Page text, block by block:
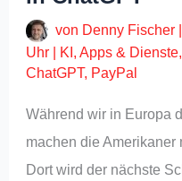
von Denny Fischer
Uhr
KI ,Apps & Dienste,
ChatGPT, PayPal
Während wir in Europa
machen die
Dort wird der nächste